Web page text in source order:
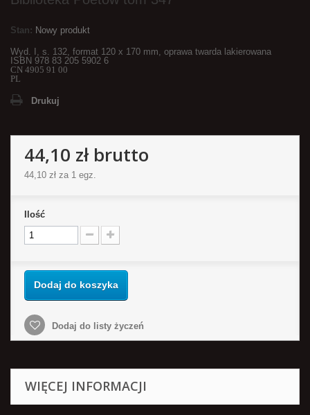
Stan: Nowy produkt
Wyd. I, s. 132, format 120 x 170 mm, oprawa twarda lakierowana
ISBN 978 83 205 5902 6
CN 4905 91 00
PL
Drukuj
44,10 złbrutto
44,10 zł za 1 egz.
Ilość
Dodaj do koszyka
Dodaj do listy życzeń
WIĘCEJ INFORMACJI